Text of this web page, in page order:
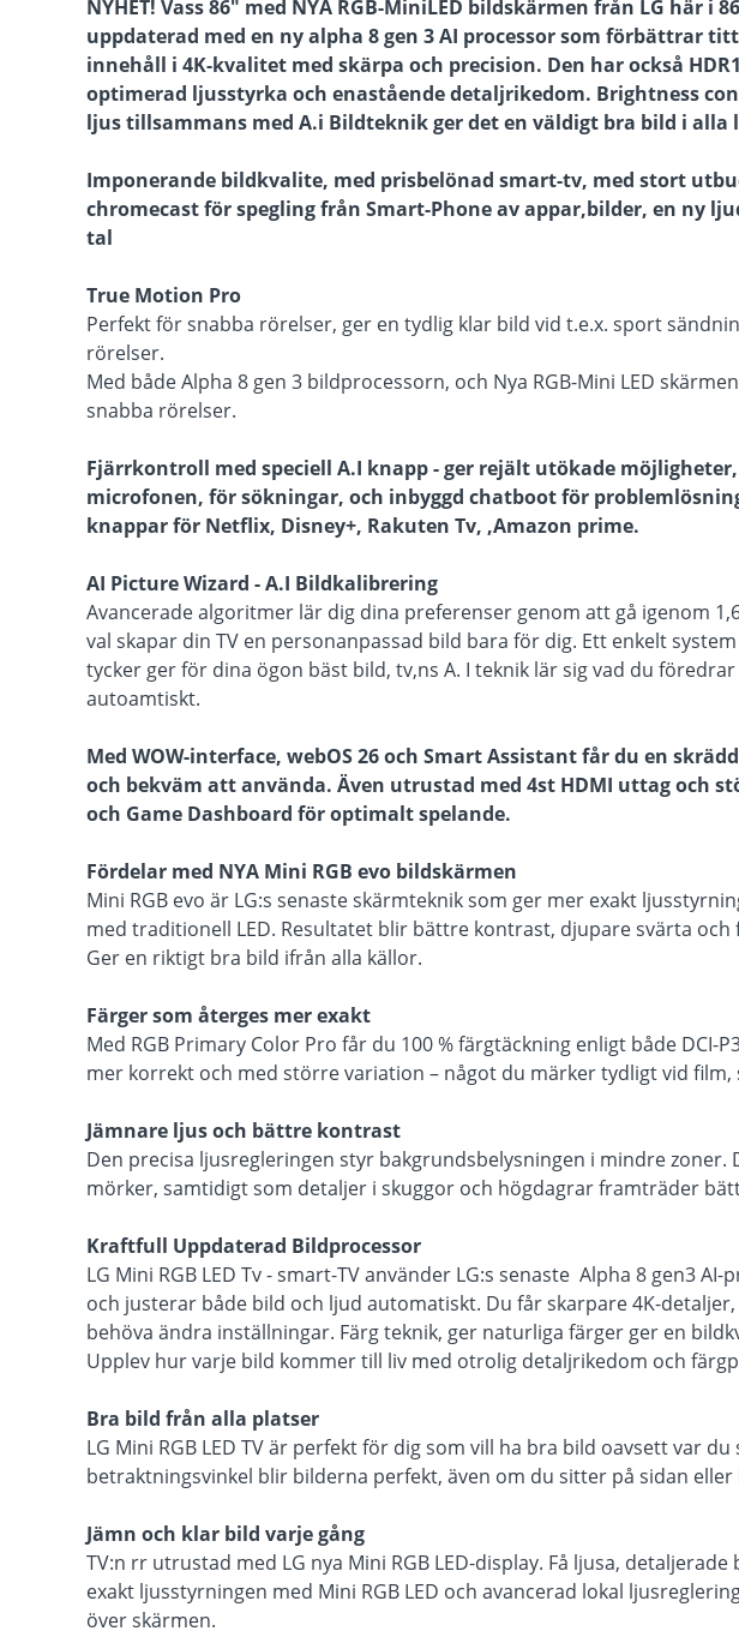
NYHET! Vass 86" med NYA RGB-MiniLED bildskärmen från LG här i
uppdaterad med en ny alpha 8 gen 3 AI processor som förbättrar
innehåll i 4K-kvalitet med skärpa och precision. Den har också
optimerad ljusstyrka och enastående detaljrikedom. Brightness
ljus tillsammans med A.i Bildteknik ger det en väldigt bra bild i alla
Imponerande bildkvalite, med prisbelönad smart-tv, med stort
chromecast för spegling från Smart-Phone av appar,bilder, en ny
tal
True Motion Pro
Perfekt för snabba rörelser, ger en tydlig klar bild vid t.e.x. sport
rörelser.
Med både Alpha 8 gen 3 bildprocessorn, och Nya RGB-Mini LED
snabba rörelser.
Fjärrkontroll med speciell A.I knapp - ger rejält utökade
microfonen, för sökningar, och inbyggd chatboot för
knappar för Netflix, Disney+, Rakuten Tv, ,Amazon prime.
AI Picture Wizard - A.I Bildkalibrering
Avancerade algoritmer lär dig dina preferenser genom att gå igenom
val skapar din TV en personanpassad bild bara för dig. Ett enkelt
tycker ger för dina ögon bäst bild, tv,ns A. I teknik lär sig vad du
autoamtiskt.
Med WOW-interface, webOS 26 och Smart Assistant får du en
och bekväm att använda. Även utrustad med 4st HDMI uttag och
och Game Dashboard för optimalt spelande.
Fördelar med NYA Mini RGB evo bildskärmen
Mini RGB evo är LG:s senaste skärmteknik som ger mer exakt
med traditionell LED. Resultatet blir bättre kontrast, djupare svärta
Ger en riktigt bra bild ifrån alla källor.
Färger som återges mer exakt
Med RGB Primary Color Pro får du 100 % färgtäckning enligt både DCI-
mer korrekt och med större variation – något du märker tydligt vid
Jämnare ljus och bättre kontrast
Den precisa ljusregleringen styr bakgrundsbelysningen i mindre zoner.
mörker, samtidigt som detaljer i skuggor och högdagrar framträder
Kraftfull Uppdaterad Bildprocessor
LG Mini RGB LED Tv - smart-TV använder LG:s senaste Alpha 8 gen3
och justerar både bild och ljud automatiskt. Du får skarpare 4K-
behöva ändra inställningar. Färg teknik, ger naturliga färger ger en
Upplev hur varje bild kommer till liv med otrolig detaljrikedom och
Bra bild från alla platser
LG Mini RGB LED TV är perfekt för dig som vill ha bra bild oavsett var
betraktningsvinkel blir bilderna perfekt, även om du sitter på sidan
Jämn och klar bild varje gång
TV:n rr utrustad med LG nya Mini RGB LED-display. Få ljusa,
exakt ljusstyrningen med Mini RGB LED och avancerad lokal
över skärmen.